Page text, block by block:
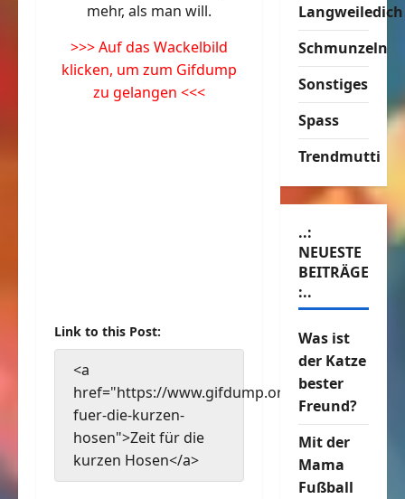
mehr, als man will.
>>> Auf das Wackelbild
klicken, um zum Gifdump
zu gelangen <<<
Link to this Post:
<a
href="https://www.gifdump.org/zeit-
fuer-die-kurzen-
hosen">Zeit für die
kurzen Hosen</a>
Langweiledich
Schmunzeln
Sonstiges
Spass
Trendmutti
..:
NEUESTE
BEITRÄGE
:..
Was ist
der Katze
bester
Freund?
Mit der
Mama
Fußball